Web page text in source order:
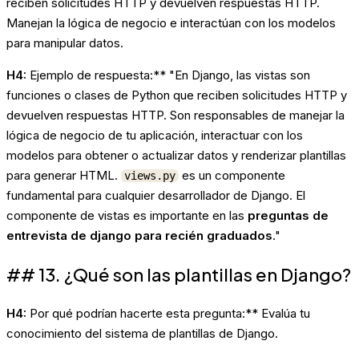
reciben solicitudes HTTP y devuelven respuestas HTTP.
Manejan la lógica de negocio e interactúan con los modelos
para manipular datos.
H4: Ejemplo de respuesta:** "En Django, las vistas son
funciones o clases de Python que reciben solicitudes HTTP y
devuelven respuestas HTTP. Son responsables de manejar la
lógica de negocio de tu aplicación, interactuar con los
modelos para obtener o actualizar datos y renderizar plantillas
para generar HTML. views.py es un componente
fundamental para cualquier desarrollador de Django. El
componente de vistas es importante en las preguntas de
entrevista de django para recién graduados."
## 13. ¿Qué son las plantillas en Django?
H4: Por qué podrían hacerte esta pregunta:** Evalúa tu
conocimiento del sistema de plantillas de Django.